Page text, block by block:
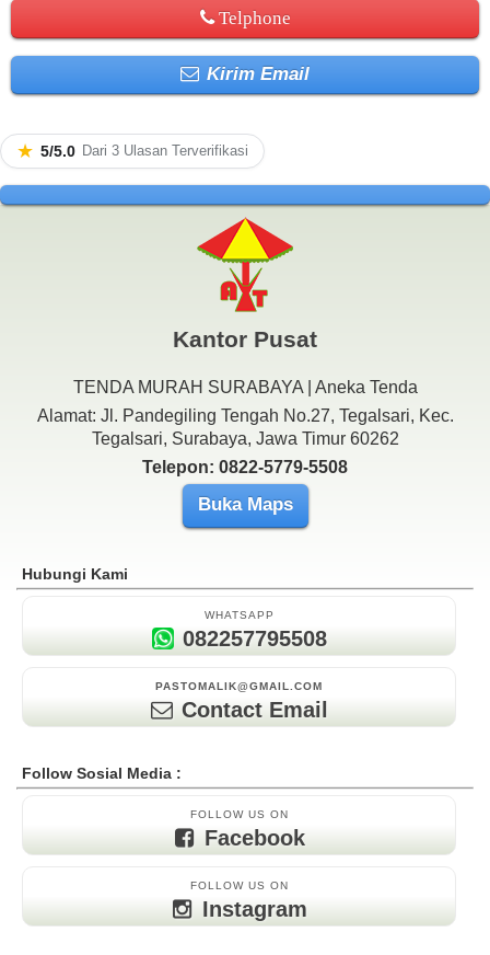
Telphone
Kirim Email
★ 5/5.0 Dari 3 Ulasan Terverifikasi
Kantor Pusat
TENDA MURAH SURABAYA | Aneka Tenda
Alamat: Jl. Pandegiling Tengah No.27, Tegalsari, Kec.
Tegalsari, Surabaya, Jawa Timur 60262
Telepon: 0822-5779-5508
Buka Maps
Hubungi Kami
WHATSAPP
082257795508
PASTOMALIK@GMAIL.COM
Contact Email
Follow Sosial Media :
FOLLOW US ON
Facebook
FOLLOW US ON
Instagram